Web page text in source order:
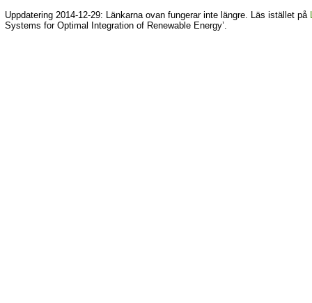
Uppdatering 2014-12-29: Länkarna ovan fungerar inte längre. Läs istället på
Systems for Optimal Integration of Renewable Energy’.